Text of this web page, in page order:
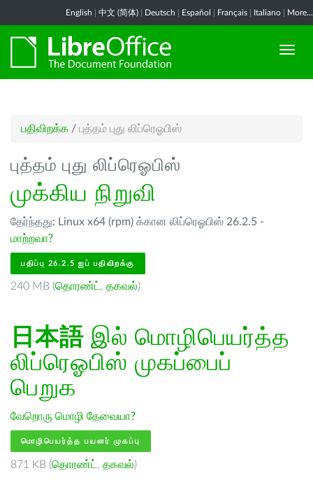
English 中文 (简体) Deutsch Español Français Italiano More...
பதிவிறக்க / புத்தம் புது லிப்ரெஓபிஸ்
புத்தம் புது லிப்ரெஓபிஸ்
முக்கிய நிறுவி
தேர்ந்தது: Linux x64 (rpm) க்கான லிப்ரெஓபிஸ் 26.2.5 -
மாற்றவா?
பதிப்பு 26.2.5 ஐப் பதிவிறக்கு
240 MB (தொரண்ட் , தகவல்)
日本語 இல் மொழிபெயர்த்த
லிப்ரெஓபிஸ் முகப்பைப்
பெறுக
வேறொரு மொழி தேவையா?
மொழிபெயர்த்த பயனர் முகப்பு
871 KB (தொரண்ட் , தகவல்)